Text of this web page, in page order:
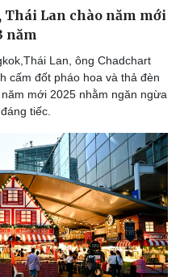
Đời sống
Lan chào năm mới
năm
Lan, ông Chadchart
cấm đốt pháo hoa và thả đèn
mới 2025 nhằm ngăn ngừa
tiếc.